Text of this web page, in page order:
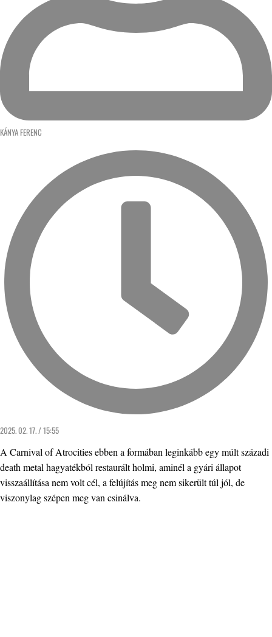
KÁNYA FERENC
2025. 02. 17. / 15:55
A Carnival of Atrocities ebben a formában leginkább egy múlt századi
death metal hagyatékból restaurált holmi, aminél a gyári állapot
visszaállítása nem volt cél, a felújítás meg nem sikerült túl jól, de
viszonylag szépen meg van csinálva.